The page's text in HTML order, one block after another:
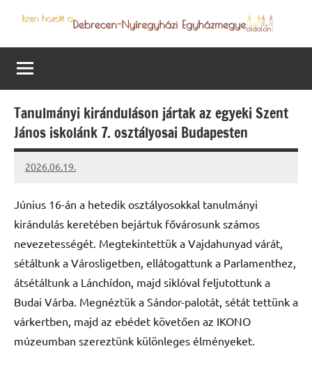
content
Debrecen-
Nyíregyházi
Egyházmegye
programjai
Tanulmányi kiránduláson jártak az egyeki Szent
János iskolánk 7. osztályosai Budapesten
2026.06.19.
Leiszt
Június 16-án a hetedik osztályosokkal tanulmányi
kirándulás keretében bejártuk fővárosunk számos
nevezetességét. Megtekintettük a Vajdahunyad várát,
sétáltunk a Városligetben, ellátogattunk a Parlamenthez,
átsétáltunk a Lánchídon, majd siklóval feljutottunk a
Budai Várba. Megnéztük a Sándor-palotát, sétát tettünk a
várkertben, majd az ebédet követően az IKONO
múzeumban szereztünk különleges élményeket.